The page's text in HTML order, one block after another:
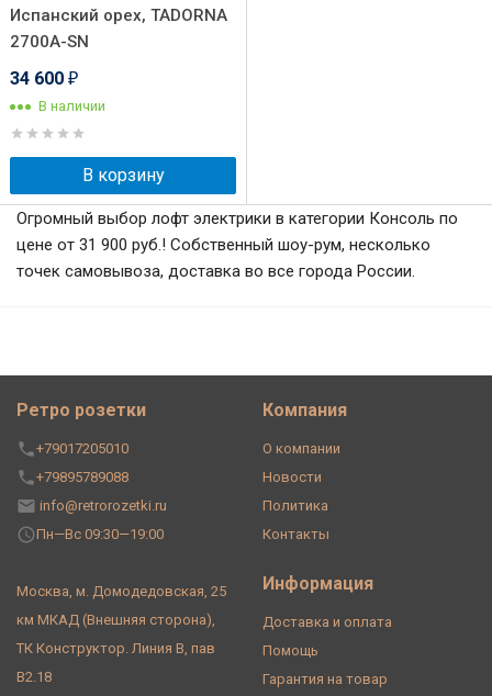
Испанский орех, TADORNA
2700A-SN
34 600 ₽
В наличии
В корзину
Огромный выбор лофт электрики в категории Консоль по
цене от 31 900 руб.! Собственный шоу-рум, несколько
точек самовывоза, доставка во все города России.
Ретро розетки
+79017205010
+79895789088
info@retrorozetki.ru
Пн—Вс 09:30—19:00
Москва, м. Домодедовская, 25
км МКАД (Внешняя сторона),
ТК Конструктор. Линия В, пав
В2.18
Компания
О компании
Новости
Политика
Контакты
Информация
Доставка и оплата
Помощь
Гарантия на товар